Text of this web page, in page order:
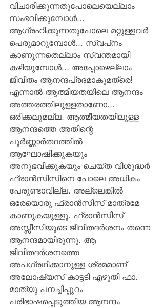
വിചാരിക്കുന്നതുപോലെയെല്ലാം
സംഭവിക്കുമ്പോള്‍...
ആഗ്രഹിക്കുന്നതുപോലെ മറ്റുള്ളവര്‍
പെരുമാറുമ്പോള്‍... സ്വപ്‌നം
കാണുന്നതെല്ലാം സ്വന്തമായി
കഴിയുമ്പോള്‍... അപ്പോഴെല്ലാം
ജീവിതം ആനന്ദപ്രദമാകുമത്രെ!
എന്നാല്‍ ആത്മീയതയിലെ ആനന്ദം
അത്തരത്തിലുളളതാണോ...
ഒരിക്കലുമല്ല. ആത്മീയതയിലുള്ള
ആനന്ദത്തെ അതിന്റെ
പൂര്‍ണ്ണാര്‍ത്ഥത്തില്‍
ആഘോഷിക്കുകയും
അനുഭവിക്കുകയും ചെയ്ത വിശുദ്ധര്‍
ഫ്രാന്‍സിസിനെ പോലെ അധികം
പേരുണ്ടാവില്ല. അല്ലെങ്കില്‍
ഒരേയൊരു ഫ്രാന്‍സിസ് മാത്രമേ
കാണുകയുള്ളൂ. ഫ്രാന്‍സിസ്
അസ്സീസിയുടെ ജീവിതദര്‍ശനം തന്നെ
ആനന്ദമായിരുന്നു. ആ
ജീവിതദര്‍ശനത്തെ
അപഗ്രഥിക്കാനുള്ള ശ്രമമാണ്
അലോഷ്യസ് കാട്ടടി എഴുതി ഫാ.
മാത്യു പനച്ചിപ്പുറം
പരിഭാഷപ്പെടുത്തിയ ആനന്ദം